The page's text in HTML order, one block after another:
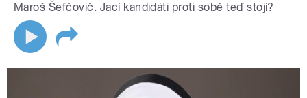
Maroš Šefčovič. Jací kandidáti proti sobě teď stojí?